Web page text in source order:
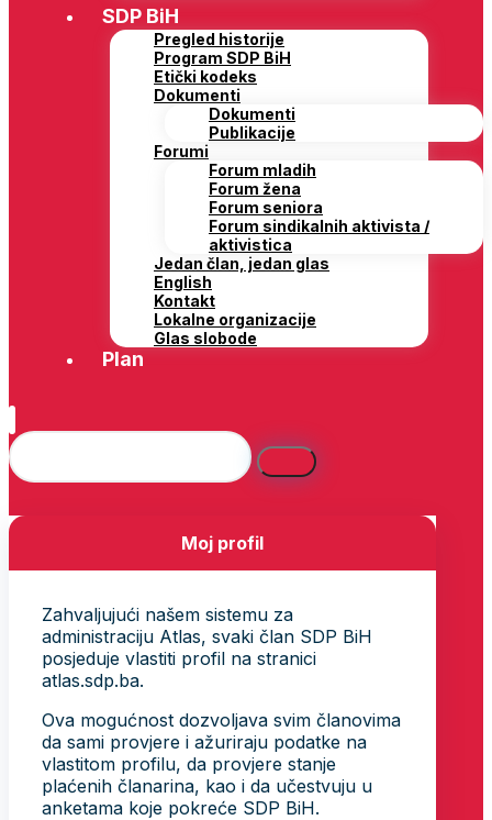
SDP BiH
Pregled historije
Program SDP BiH
Etički kodeks
Dokumenti
Dokumenti
Publikacije
Forumi
Forum mladih
Forum žena
Forum seniora
Forum sindikalnih aktivista /
aktivistica
Jedan član, jedan glas
English
Kontakt
Lokalne organizacije
Glas slobode
Plan
Moj profil
Zahvaljujući našem sistemu za
administraciju Atlas, svaki član SDP BiH
posjeduje vlastiti profil na stranici
atlas.sdp.ba.
Ova mogućnost dozvoljava svim članovima
da sami provjere i ažuriraju podatke na
vlastitom profilu, da provjere stanje
plaćenih članarina, kao i da učestvuju u
anketama koje pokreće SDP BiH.